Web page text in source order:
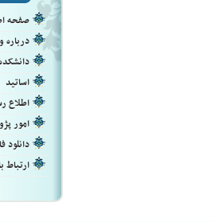
صفحه
درباره
اساتید
اطلاع
امور
دانلود
ارتباط